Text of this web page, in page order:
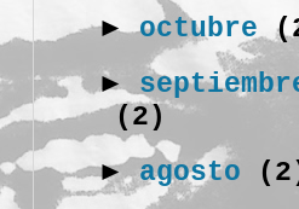
►octubre
►
(2)
►agosto